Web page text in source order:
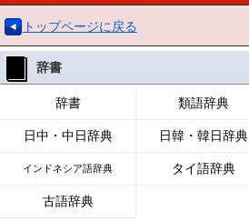
トップページに戻る
辞書
辞書 類語辞典
日中・中日辞典 日韓・韓日辞典
インドネシア語辞典 タイ語辞典
古語辞典